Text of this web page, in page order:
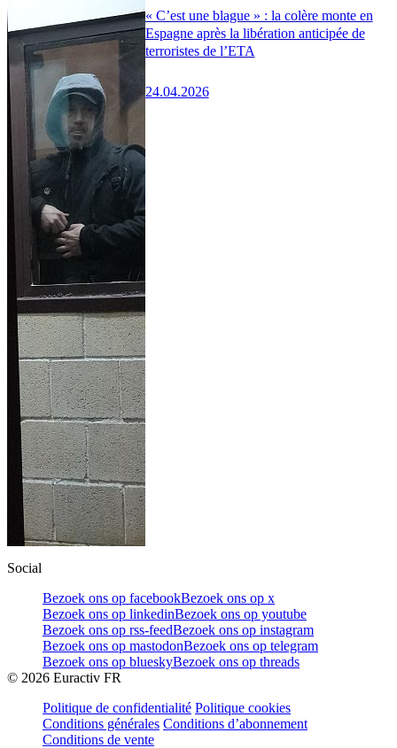
« C’est une blague » : la colère monte en
Espagne après la libération anticipée de
terroristes de l’ETA
24.04.2026
Social
Bezoek ons op facebookBezoek ons op x
Bezoek ons op linkedinBezoek ons op youtube
Bezoek ons op rss-feedBezoek ons op instagram
Bezoek ons op mastodonBezoek ons op telegram
Bezoek ons op blueskyBezoek ons op threads
© 2026 Euractiv FR
Politique de confidentialité Politique cookies
Conditions générales Conditions d’abonnement
Conditions de vente